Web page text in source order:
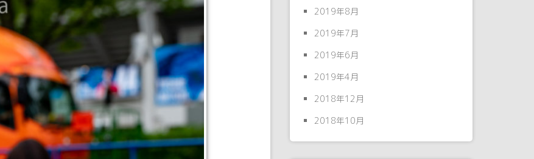
2019年8月
2019年7月
2019年6月
2019年4月
2018年12月
2018年10月